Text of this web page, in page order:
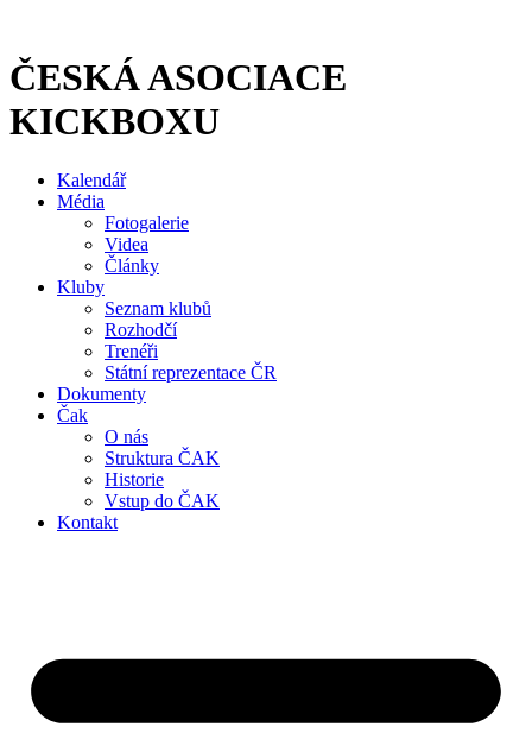
obsahu
ČESKÁ ASOCIACE
KICKBOXU
Kalendář
Média
Fotogalerie
Videa
Články
Kluby
Seznam klubů
Rozhodčí
Trenéři
Státní reprezentace ČR
Dokumenty
Čak
O nás
Struktura ČAK
Historie
Vstup do ČAK
Kontakt